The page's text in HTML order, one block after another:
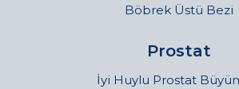
Böbrek Üstü Bezi
Prostat
İyi Huylu Prostat